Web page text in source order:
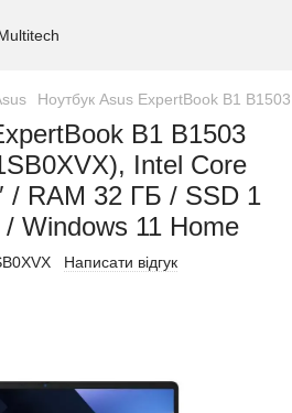
Ноутбук Asus ExpertBook B1
B1 B1503
Intel Core
/ RAM 32 ГБ / SSD 1
Windows 11 Home
Написати відгук